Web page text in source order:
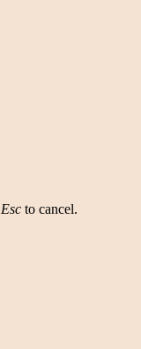
Esc to cancel.